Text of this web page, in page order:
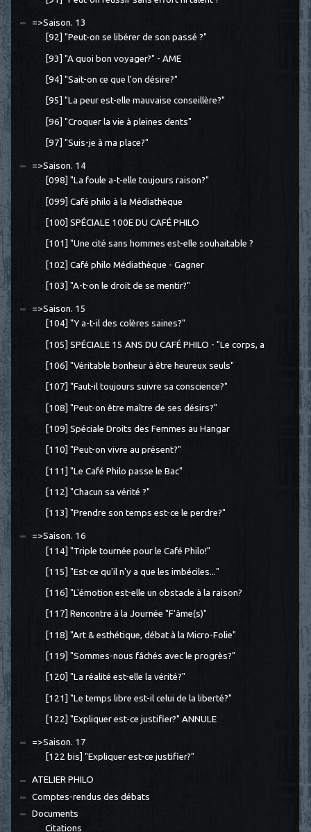
=>Saison. 13
[92] "Peut-on se libérer de son passé ?"
[93] "A quoi bon voyager?" - AME
[94] "Sait-on ce que l'on désire?"
[95] "La peur est-elle mauvaise conseillère?"
[96] "Croquer la vie à pleines dents"
[97] "Suis-je à ma place?"
=>Saison. 14
[098] "La foule a-t-elle toujours raison?"
[099] Café philo à la Médiathèque
[100] SPÉCIALE 100E DU CAFÉ PHILO
[101] "Une cité sans hommes est-elle souhaitable ?
[102] Café philo Médiathèque - Gagner
[103] "A-t-on le droit de se mentir?"
=>Saison. 15
[104] "Y a-t-il des colères saines?"
[105] SPÉCIALE 15 ANS DU CAFÉ PHILO - "Le corps, a
[106] "Véritable bonheur à être heureux seuls"
[107] "Faut-il toujours suivre sa conscience?"
[108] "Peut-on être maître de ses désirs?"
[109] Spéciale Droits des Femmes au Hangar
[110] "Peut-on vivre au présent?"
[111] "Le Café Philo passe le Bac"
[112] "Chacun sa vérité ?"
[113] "Prendre son temps est-ce le perdre?"
=>Saison. 16
[114] "Triple tournée pour le Café Philo!"
[115] "Est-ce qu'il n'y a que les imbéciles..."
[116] "L'émotion est-elle un obstacle à la raison?
[117] Rencontre à la Journée "F'âme(s)"
[118] "Art & esthétique, débat à la Micro-Folie"
[119] "Sommes-nous fâchés avec le progrès?"
[120] "La réalité est-elle la vérité?"
[121] "Le temps libre est-il celui de la liberté?"
[122] "Expliquer est-ce justifier?" ANNULE
=>Saison. 17
[122 bis] "Expliquer est-ce justifier?"
ATELIER PHILO
Comptes-rendus des débats
Documents
Citations